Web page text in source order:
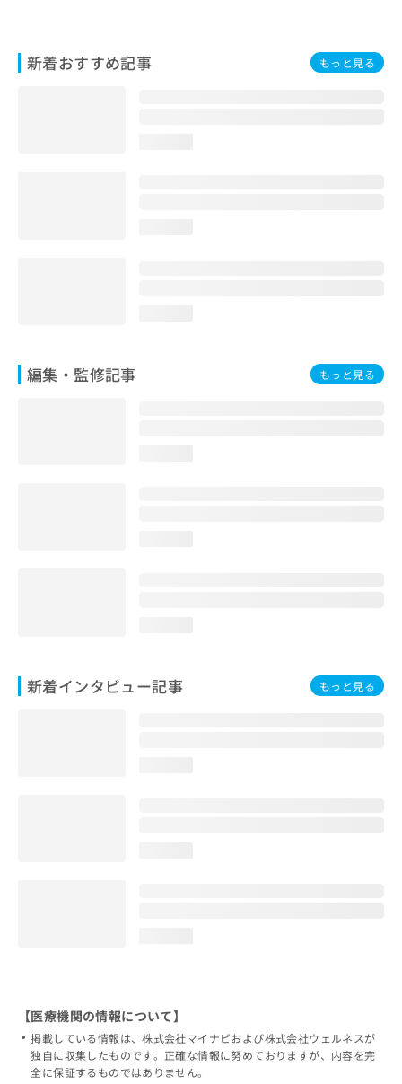
新着おすすめ記事 もっと見る
編集・監修記事 もっと見る
新着インタビュー記事 もっと見る
合
【医療機関の情報について】
掲載している情報は、株式会社マイナビおよび株式会社ウェルネスが
独自に収集したものです。正確な情報に努めておりますが、内容を完
全に保証するものではありません。